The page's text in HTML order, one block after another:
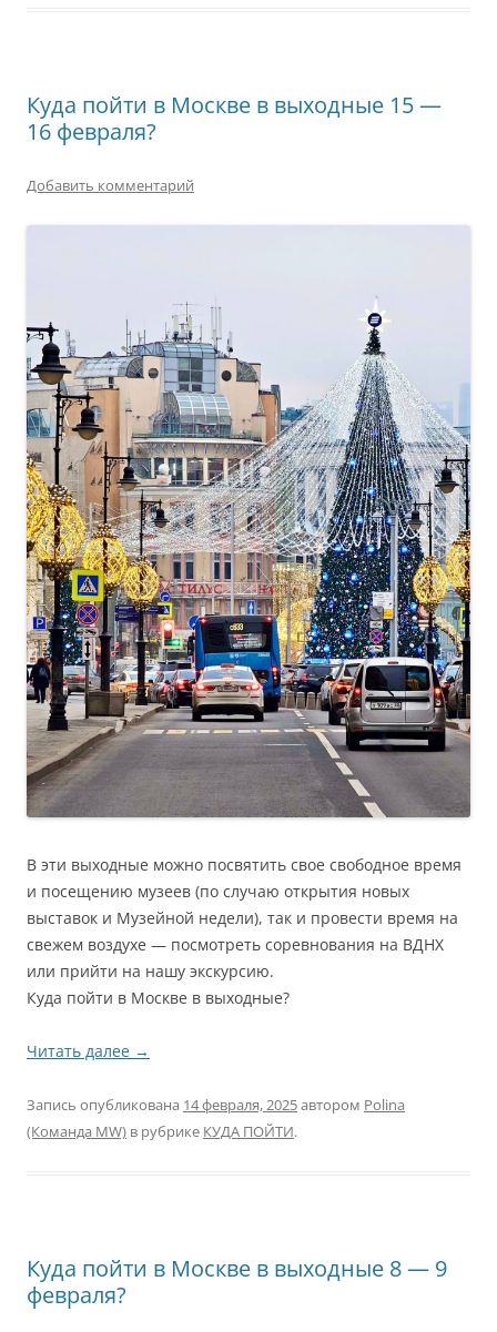
Куда пойти в Москве в выходные 15 —
16 февраля?
Добавить комментарий
В эти выходные можно посвятить свое свободное время
и посещению музеев (по случаю открытия новых
выставок и Музейной недели), так и провести время на
свежем воздухе — посмотреть соревнования на ВДНХ
или прийти на нашу экскурсию.
Куда пойти в Москве в выходные?
Читать далее →
Запись опубликована 14 февраля, 2025автором Polina
(Команда MW) в рубрике КУДА ПОЙТИ.
Куда пойти в Москве в выходные 8 — 9
февраля?